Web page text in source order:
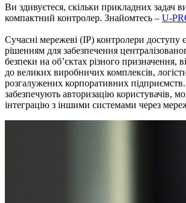
Ви здивуєтеся, скільки прикладних задач
компактний контролер. Знайомтесь – U-
Сучасні мережеві (IP) контролери доступу
рішенням для забезпечення
безпеки на об’єктах різного призначення,
до великих виробничих комплексів,
розгалужених корпоративних
забезпечують авторизацію користувачів,
інтеграцію з іншими системами через